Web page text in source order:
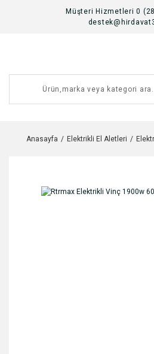
Müşteri Hizmetleri 0
Anasayfa Elektrikli El Aletleri